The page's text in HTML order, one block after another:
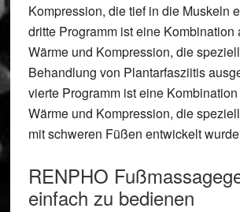
Kompression, die tief in die Muskeln
dritte Programm ist eine Kombination
Wärme und Kompression, die
Behandlung von Plantarfasziitis
vierte Programm ist eine
Wärme und Kompression, die
mit schweren Füßen entwickelt
RENPHO
einfach zu bedienen